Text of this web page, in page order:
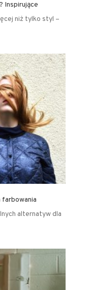
Inspirujące
niż tylko styl –
farbowania
alternatyw dla